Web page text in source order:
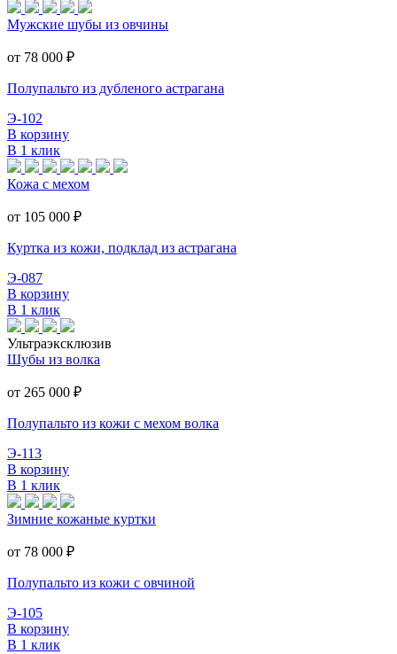
Мужские шубы из овчины
от 78 000 ₽
Полупальто из дубленого астрагана
Э-102
В корзину
В 1 клик
Кожа с мехом
от 105 000 ₽
Куртка из кожи, подклад из астрагана
Э-087
В корзину
В 1 клик
Ультраэксклюзив
Шубы из волка
от 265 000 ₽
Полупальто из кожи с мехом волка
Э-113
В корзину
В 1 клик
Зимние кожаные куртки
от 78 000 ₽
Полупальто из кожи с овчиной
Э-105
В корзину
В 1 клик